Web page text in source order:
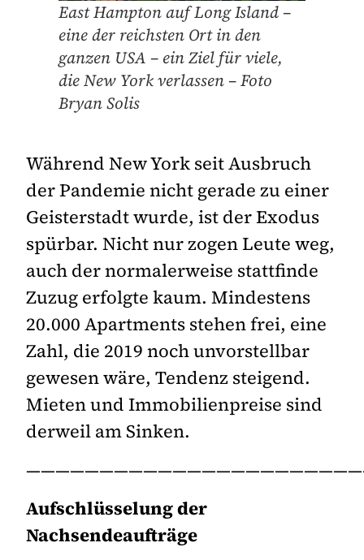
East Hampton auf Long Island –
eine der reichsten Ort in den
ganzen USA – ein Ziel für viele,
die New York verlassen – Foto
Bryan Solis
Während New York seit Ausbruch
der Pandemie nicht gerade zu einer
Geisterstadt wurde, ist der Exodus
spürbar. Nicht nur zogen Leute weg,
auch der normalerweise stattfinde
Zuzug erfolgte kaum. Mindestens
20.000 Apartments stehen frei, eine
Zahl, die 2019 noch unvorstellbar
gewesen wäre, Tendenz steigend.
Mieten und Immobilienpreise sind
derweil am Sinken.
Aufschlüsselung der
Nachsendeaufträge